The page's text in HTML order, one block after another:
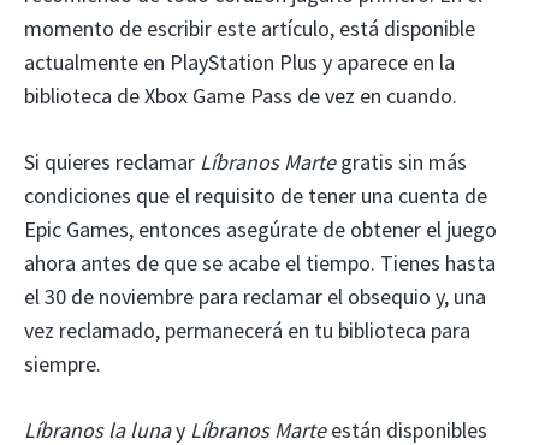
momento de escribir este artículo, está disponible
actualmente en PlayStation Plus y aparece en la
biblioteca de Xbox Game Pass de vez en cuando.
Si quieres reclamar Líbranos Martegratis sin más
condiciones que el requisito de tener una cuenta de
Epic Games, entonces asegúrate de obtener el juego
ahora antes de que se acabe el tiempo. Tienes hasta
el 30 de noviembre para reclamar el obsequio y, una
vez reclamado, permanecerá en tu biblioteca para
siempre.
Líbranos la lunay Líbranos Marteestán disponibles